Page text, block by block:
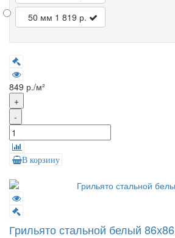
50 мм 1 819 р.
849 р./м²
+
-
В корзину
Грильято стальной белый 86х86